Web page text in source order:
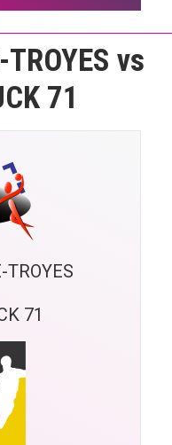
vs
71
71